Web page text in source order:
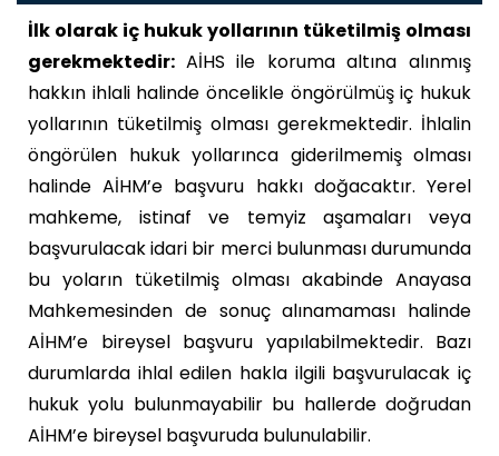
İlk olarak iç hukuk yollarının tüketilmiş olması
gerekmektedir: AİHS ile koruma altına alınmış
hakkın ihlali halinde öncelikle öngörülmüş iç hukuk
yollarının tüketilmiş olması gerekmektedir. İhlalin
öngörülen hukuk yollarınca giderilmemiş olması
halinde AİHM’e başvuru hakkı doğacaktır. Yerel
mahkeme, istinaf ve temyiz aşamaları veya
başvurulacak idari bir merci bulunması durumunda
bu yoların tüketilmiş olması akabinde Anayasa
Mahkemesinden de sonuç alınamaması halinde
AİHM’e bireysel başvuru yapılabilmektedir. Bazı
durumlarda ihlal edilen hakla ilgili başvurulacak iç
hukuk yolu bulunmayabilir bu hallerde doğrudan
AİHM’e bireysel başvuruda bulunulabilir.